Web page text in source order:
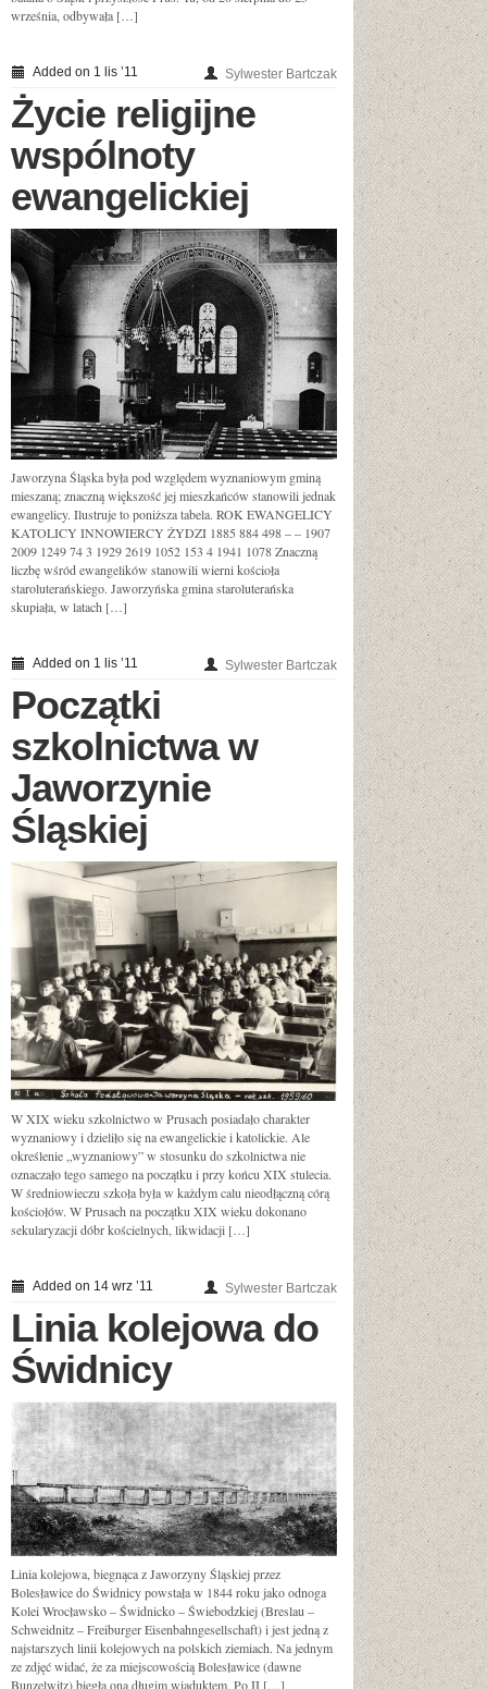
września, odbywała […]
Added on 1 lis ’11 Sylwester Bartczak
Życie religijne
wspólnoty
ewangelickiej
Jaworzyna Śląska była pod względem wyznaniowym gminą
mieszaną; znaczną większość jej mieszkańców stanowili jednak
ewangelicy. Ilustruje to poniższa tabela. ROK EWANGELICY
KATOLICY INNOWIERCY ŻYDZI 1885 884 498 – – 1907
2009 1249 74 3 1929 2619 1052 153 4 1941 1078 Znaczną
liczbę wśród ewangelików stanowili wierni kościoła
staroluterańskiego. Jaworzyńska gmina staroluterańska
skupiała, w latach […]
Added on 1 lis ’11 Sylwester Bartczak
Początki
szkolnictwa w
Jaworzynie
Śląskiej
W XIX wieku szkolnictwo w Prusach posiadało charakter
wyznaniowy i dzieliło się na ewangelickie i katolickie. Ale
określenie „wyznaniowy” w stosunku do szkolnictwa nie
oznaczało tego samego na początku i przy końcu XIX stulecia.
W średniowieczu szkoła była w każdym calu nieodłączną córą
kościołów. W Prusach na początku XIX wieku dokonano
sekularyzacji dóbr kościelnych, likwidacji […]
Added on 14 wrz ’11 Sylwester Bartczak
Linia kolejowa do
Świdnicy
Linia kolejowa, biegnąca z Jaworzyny Śląskiej przez
Bolesławice do Świdnicy powstała w 1844 roku jako odnoga
Kolei Wrocławsko – Świdnicko – Świebodzkiej (Breslau –
Schweidnitz – Freiburger Eisenbahngesellschaft) i jest jedną z
najstarszych linii kolejowych na polskich ziemiach. Na jednym
ze zdjęć widać, że za miejscowością Bolesławice (dawne
Bunzelwitz) biegła ona długim wiaduktem. Po II […]